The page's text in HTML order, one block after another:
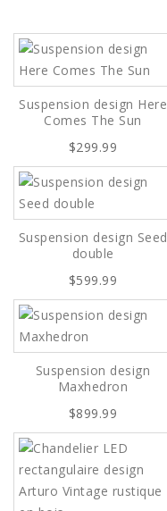
Suspension design Here
Comes The Sun
$299.99
Suspension design Seed
double
$599.99
Suspension design
Maxhedron
$899.99